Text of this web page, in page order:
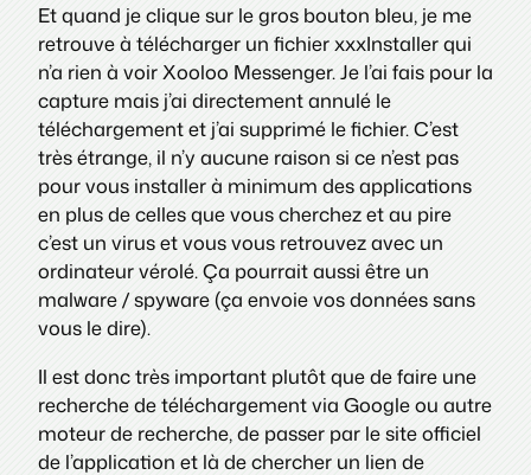
Et quand je clique sur le gros bouton bleu, je me
retrouve à télécharger un fichier xxxInstaller qui
n’a rien à voir Xooloo Messenger. Je l’ai fais pour la
capture mais j’ai directement annulé le
téléchargement et j’ai supprimé le fichier. C’est
très étrange, il n’y aucune raison si ce n’est pas
pour vous installer à minimum des applications
en plus de celles que vous cherchez et au pire
c’est un virus et vous vous retrouvez avec un
ordinateur vérolé. Ça pourrait aussi être un
malware / spyware (ça envoie vos données sans
vous le dire).
Il est donc très important plutôt que de faire une
recherche de téléchargement via Google ou autre
moteur de recherche, de passer par le site officiel
de l’application et là de chercher un lien de